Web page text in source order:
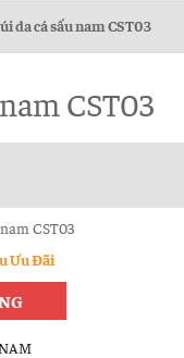
da cá sấu nam CST03
CST03
CST03
Ưu Đãi